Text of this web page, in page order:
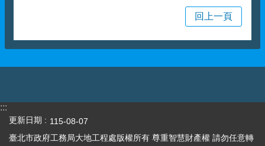
回上一頁
:::
更新日期
115-08-07
臺北市政府工務局大地工程處版權所有 尊重智慧財產權 請勿任意轉